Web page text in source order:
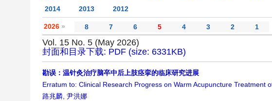
2014
2013 2012
2026 » 8 7 6 5 4 3 2 1
Vol. 15 No. 5 (May 2026)
封面和目录下载: PDF (size: 6331KB)
勘误：温针灸治疗脑卒中后上肢痉挛的临床研究进展
Erratum to: Clinical Research Progress on Warm Acupuncture Treatment
路兆麟, 尹洪娜